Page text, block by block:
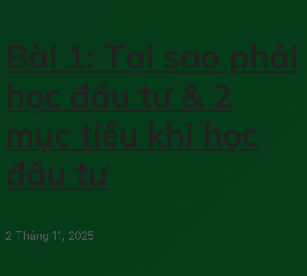
Bài 1: Tại sao phải
học đầu tư & 2
mục tiêu khi học
đầu tư
2 Tháng 11, 2025